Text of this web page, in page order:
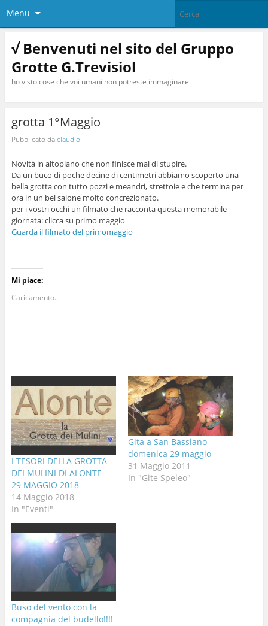
Menu
√ Benvenuti nel sito del Gruppo
Grotte G.Trevisiol
ho visto cose che voi umani non potreste immaginare
grotta 1°Maggio
Pubblicato daclaudio
Novità in altopiano che non finisce mai di stupire.
Da un buco di poche decine di centimetri abbiamo scoperto una
bella grotta con tutto pozzi e meandri, strettoie e che termina per
ora in un bel salone molto concrezionato.
per i vostri occhi un filmato che racconta questa memorabile
giornata: clicca su primo maggio
Guarda il filmato del primomaggio
Mi piace:
Caricamento...
I TESORI DELLA GROTTA
DEI MULINI DI ALONTE -
29 MAGGIO 2018
14 Maggio 2018
In "Eventi"
Gita a San Bassiano -
domenica 29 maggio
31 Maggio 2011
In "Gite Speleo"
Buso del vento con la
compagnia del budello!!!!